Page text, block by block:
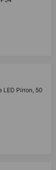
Pirron, 50